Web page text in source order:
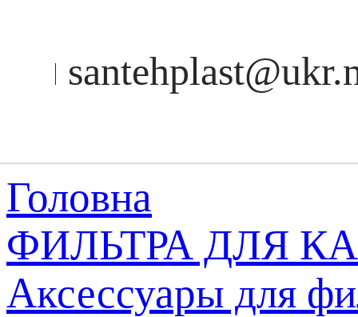
Головна
ФИЛЬТРА ДЛЯ
Аксессуары для